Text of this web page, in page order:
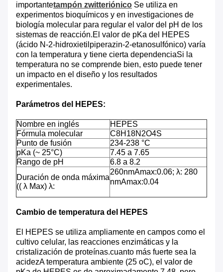
importantetampón zwitteriónico Se utiliza en
experimentos bioquímicos y en investigaciones de
biología molecular para regular el valor del pH de los
sistemas de reacción.El valor de pKa del HEPES
(ácido N-2-hidroxietilpiperazin-2-etanosulfónico) varía
con la temperatura y tiene cierta dependenciaSi la
temperatura no se comprende bien, esto puede tener
un impacto en el diseño y los resultados
experimentales.
Parámetros del HEPES:
Nombre en inglés
HEPES
Fórmula molecular
C8H18N2O4S
Punto de fusión
234-238 °C
pKa (~ 25°C)
7.45 a 7.65
Rango de pH
6.8 a 8.2
Duración de onda máxima
(( λ Max) λ:
260nmAmax:0.06; λ: 280
nmAmax:0.04
Cambio de temperatura del HEPES
El HEPES se utiliza ampliamente en campos como el
cultivo celular, las reacciones enzimáticas y la
cristalización de proteínas.cuanto más fuerte sea la
acidezA temperatura ambiente (25 oC), el valor de